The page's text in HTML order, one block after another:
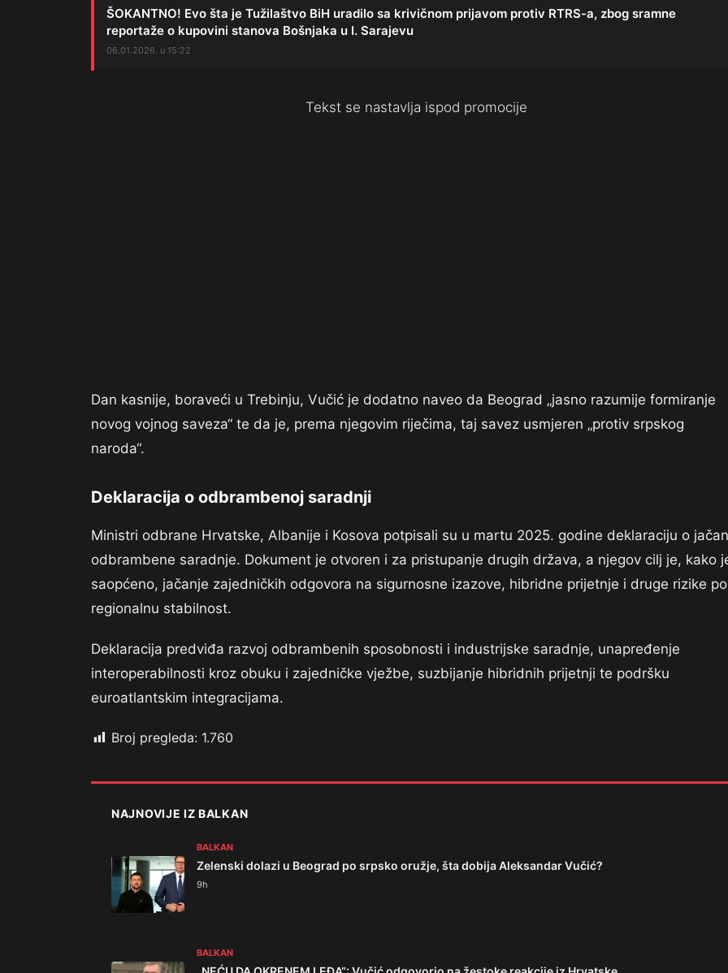
ŠOKANTNO! Evo šta je Tužilaštvo BiH uradilo sa krivičnom prijavom protiv RTRS-a, zbog sramne
reportaže o kupovini stanova Bošnjaka u I. Sarajevu
06.01.2026. u 15:22
Tekst se nastavlja ispod promocije
Dan kasnije, boraveći u Trebinju, Vučić je dodatno naveo da Beograd „jasno razumije formiranje
novog vojnog saveza“ te da je, prema njegovim riječima, taj savez usmjeren „protiv srpskog
naroda“.
Deklaracija o odbrambenoj saradnji
Ministri odbrane Hrvatske, Albanije i Kosova potpisali su u martu 2025. godine deklaraciju o
odbrambene saradnje. Dokument je otvoren i za pristupanje drugih država, a njegov cilj je, kako
saopćeno, jačanje zajedničkih odgovora na sigurnosne izazove, hibridne prijetnje i druge rizike po
regionalnu stabilnost.
Deklaracija predviđa razvoj odbrambenih sposobnosti i industrijske saradnje, unapređenje
interoperabilnosti kroz obuku i zajedničke vježbe, suzbijanje hibridnih prijetnji te podršku
euroatlantskim integracijama.
Broj pregleda: 1.760
NAJNOVIJE IZ BALKAN
BALKAN
Zelenski dolazi u Beograd po srpsko oružje, šta dobija Aleksandar Vučić?
9h
BALKAN